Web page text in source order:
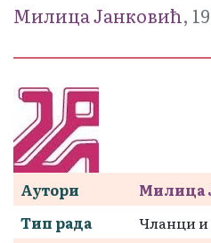
Милица Јанковић,
Аутори
Милица
Тип рада
Чланци и